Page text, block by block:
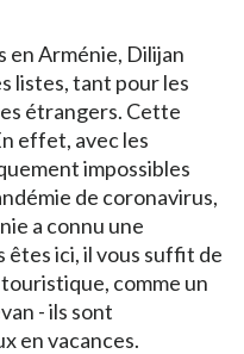
en Arménie, Dilijan
listes, tant pour les
étrangers. Cette
effet, avec les
impossibles
de coronavirus,
a connu une
êtes ici, il vous suffit de
comme un
- ils sont
en vacances.